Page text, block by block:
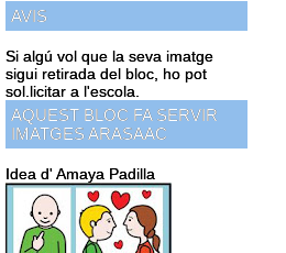
AVIS
Si algú vol que la seva imatge
sigui retirada del bloc, ho pot
sol.licitar a l'escola.
AQUEST BLOC FA SERVIR
IMATGES ARASAAC
Idea d' Amaya Padilla